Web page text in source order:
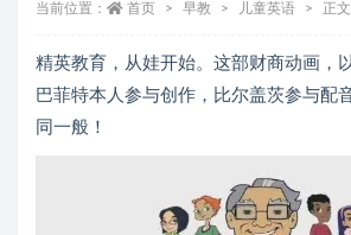
当前位置： 首页 早教 儿童英语 正文
精英教育，从娃开始。这部财商动画，
巴菲特本人参与创作，比尔盖茨参与配
同一般！